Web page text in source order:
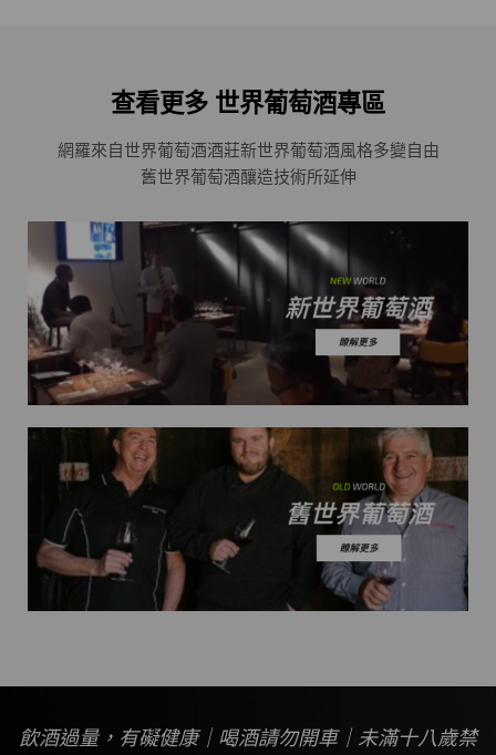
查看更多 世界葡萄酒專區
網羅來自世界葡萄酒酒莊新世界葡萄酒風格多變自由
舊世界葡萄酒釀造技術所延伸
飲酒過量，有礙健康｜喝酒請勿開車｜未滿十八歲禁